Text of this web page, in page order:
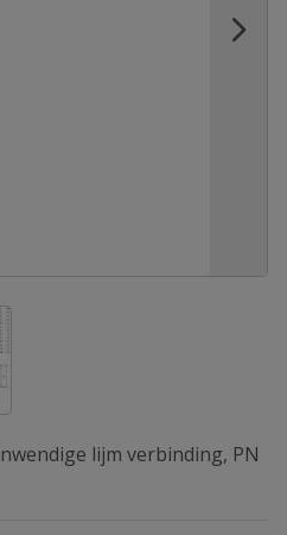
image
lijm verbinding, PN